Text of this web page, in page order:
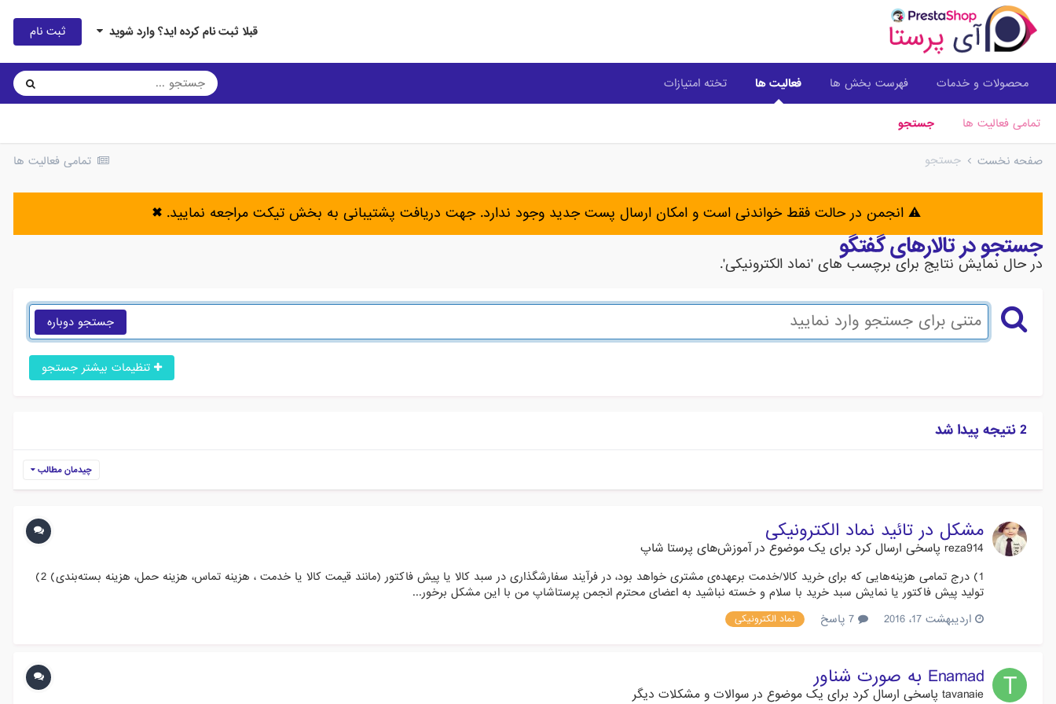
قبلا ثبت نام کرده اید؟ وارد شوید ثبت نام
محصولات و خدمات فهرست بخش ها فعالیت ها
تمامی فعالیت ها جستجو
تخته امتیازات
تمامی فعالیت ها صفحه نخست جستجو
⚠️ انجمن در حالت فقط خواندنی است و امکان ارسال پست جدید وجود ندارد. جهت دریافت پشتیبانی به بخش تیکت مراجعه نمایید.✖
جستجو در تالارهای گفتگو
در حال نمایش نتایج برای برچسب های 'نماد الکترونیکی'.
جستجو دوباره
تنظیمات بیشتر جستجو
2 نتیجه پیدا شد
چیدمان مطالب
مشکل در تائید نماد الکترونیکی
reza914 پاسخی ارسال کرد برای یک موضوع درآموزش‌های پرستا شاپ
1) درج تمامی هزینه‌هایی که برای خرید کالا/خدمت برعهده‌ی مشتری خواهد بود، در فرآیند سفارش‏گذاری در سبد کالا یا پیش فاکتور (مانند قیمت کالا یا خدمت ، هزینه تماس، هزینه حمل، هزینه بسته‌بندی) 2)
تولید پیش فاکتور یا نمایش سبد خرید با سلام و خسته نباشید به اعضای محترم انجمن پرستاشاپ من با این مشکل برخور...
اردیبهشت 17، 2016
نماد الکترونیکی
Enamad به صورت شناور
tavanaie پاسخی ارسال کرد برای یک موضوع در سوالات و مشکلات دیگر